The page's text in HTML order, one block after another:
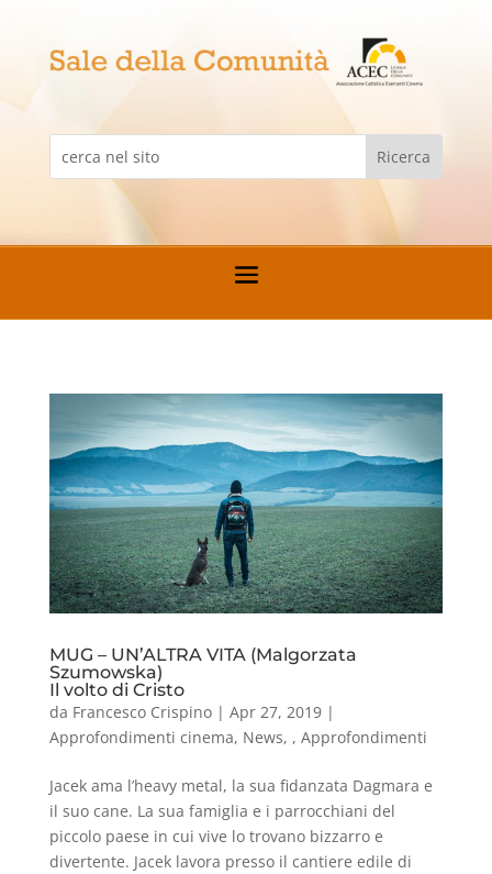
MUG – UN’ALTRA VITA (Malgorzata
Szumowska)
Il volto di Cristo
da Francesco Crispino| Apr 27, 2019|
Approfondimenti cinema, News, , Approfondimenti
Jacek ama l’heavy metal, la sua fidanzata Dagmara e
il suo cane. La sua famiglia e i parrocchiani del
piccolo paese in cui vive lo trovano bizzarro e
divertente. Jacek lavora presso il cantiere edile di